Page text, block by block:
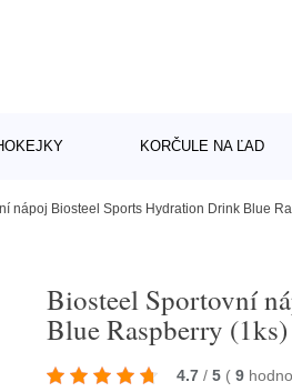
KORČULE NA ĽAD
nápoj Biosteel Sports Hydration Drink Blue
Biosteel Sportovní
Blue Raspberry (1ks)
4.7 / 5 ( 9